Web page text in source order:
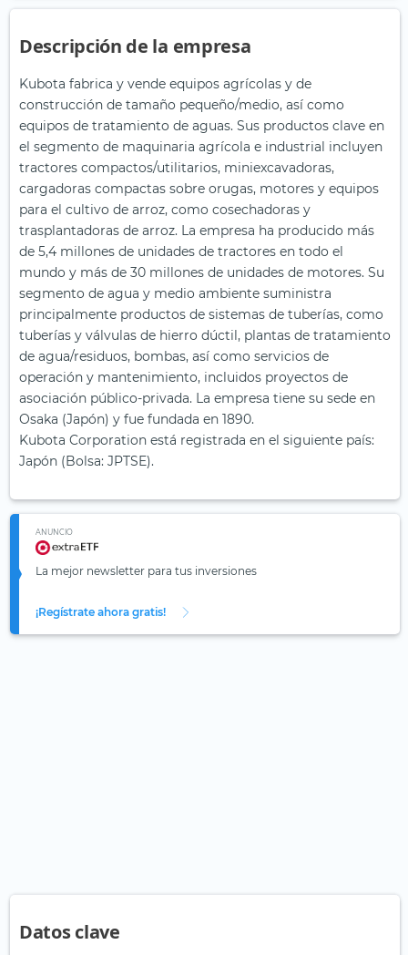
Descripción de la empresa
Kubota fabrica y vende equipos agrícolas y de
construcción de tamaño pequeño/medio, así como
equipos de tratamiento de aguas. Sus productos clave en
el segmento de maquinaria agrícola e industrial incluyen
tractores compactos/utilitarios, miniexcavadoras,
cargadoras compactas sobre orugas, motores y equipos
para el cultivo de arroz, como cosechadoras y
trasplantadoras de arroz. La empresa ha producido más
de 5,4 millones de unidades de tractores en todo el
mundo y más de 30 millones de unidades de motores. Su
segmento de agua y medio ambiente suministra
principalmente productos de sistemas de tuberías, como
tuberías y válvulas de hierro dúctil, plantas de tratamiento
de agua/residuos, bombas, así como servicios de
operación y mantenimiento, incluidos proyectos de
asociación público-privada. La empresa tiene su sede en
Osaka (Japón) y fue fundada en 1890.
Kubota Corporation está registrada en el siguiente país:
Japón (Bolsa: JPTSE).
ANUNCIO
La mejor newsletter para tus inversiones
¡Regístrate ahora gratis!
Datos clave